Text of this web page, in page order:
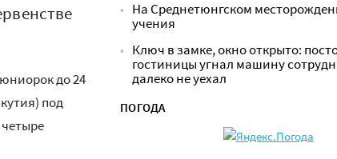
до 24
под
На Среднетюнгском
учения
Ключ в замке, окно открыто:
гостиницы угнал машину
далеко не уехал
ПОГОДА